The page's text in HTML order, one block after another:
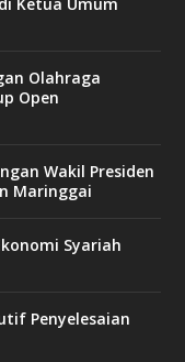
Olahraga
Open
Wakil Presiden
Maringgai
Syariah
Penyelesaian